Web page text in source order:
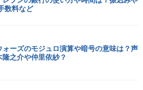
数料など
ォーズのモジュロ演算や暗号の意味は？声
隆之介や仲里依紗？